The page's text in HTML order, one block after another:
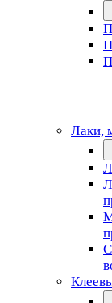
Лаки,